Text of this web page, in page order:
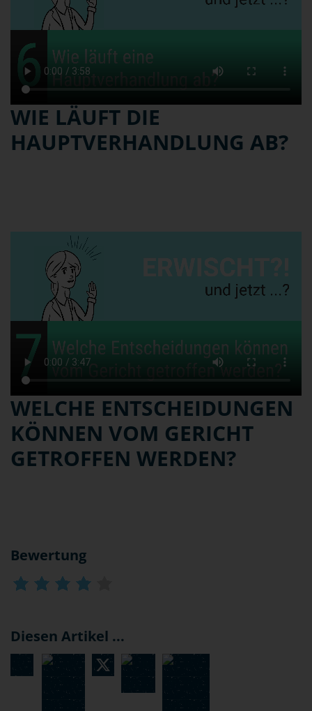
WIE LÄUFT DIE
HAUPTVERHANDLUNG AB?
WELCHE ENTSCHEIDUNGEN
KÖNNEN VOM GERICHT
GETROFFEN WERDEN?
Bewertung
Diesen Artikel ...